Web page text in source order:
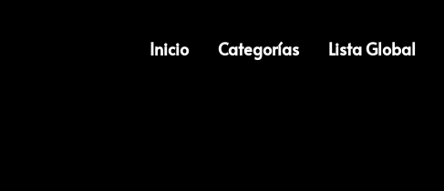
Inicio Categorías Lista Global